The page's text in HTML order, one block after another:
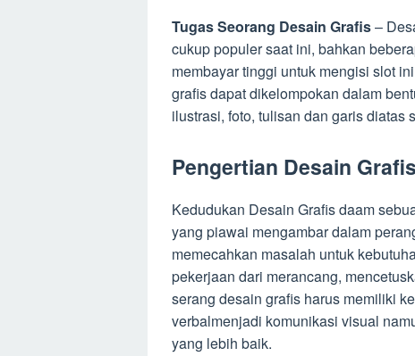
Tugas Seorang Desain Grafis–
cukup populer saat ini, bahkan
membayar tinggi untuk mengisi slot
grafis dapat dikelompokan dalam
ilustrasi, foto, tulisan dan garis diatas
Pengertian Desain Grafis
Kedudukan Desain Grafis daam
yang piawai mengambar dalam
memecahkan masalah untuk
pekerjaan dari merancang,
serang desain grafis harus memiliki
verbalmenjadi komunikasi visual
yang lebih baik.